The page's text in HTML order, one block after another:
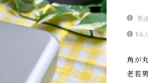
別
角が
老若